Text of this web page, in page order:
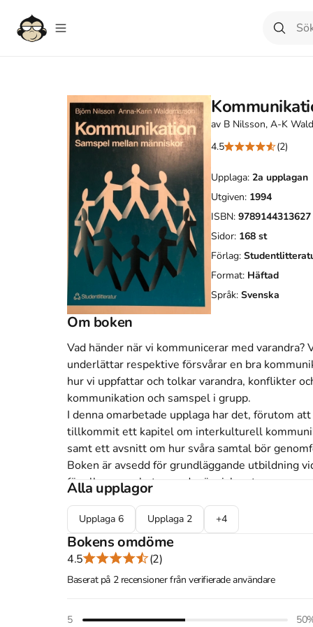
av B Nilsson, A-K
4.5
(2)
Upplaga: 2a upplagan
Utgiven: 1994
ISBN: 9789144313627
Sidor: 168 st
Förlag:
Format: Häftad
Språk: Svenska
Om boken
Vad händer när vi kommunicerar med
underlättar respektive försvårar en bra
hur vi uppfattar och tolkar varandra, konflikter
kommunikation och samspel i grupp.
I denna omarbetade upplaga har det, förutom
tillkommit ett kapitel om interkulturell
samt ett avsnitt om hur svåra samtal bör
Boken är avsedd för grundläggande utbildning
för alla som arbetar med människor, t.
Läs mer om boken på studentlitteratur.se
Åtkomstkoder och digitalt tilläggsmaterial garanteras
1994 släpptes boken Kommunikation
skriven av
Alla upplagor
Upplaga 6 Upplaga 2 +4
Bokens omdöme
4.5 (2)
Baserat på 2 recensioner från verifierade användare
5 50